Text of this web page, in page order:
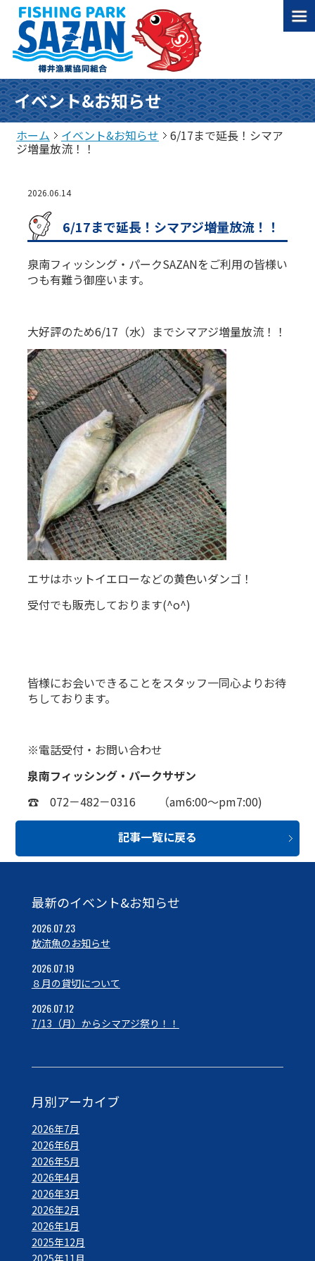
イベント&お知らせ
ホーム イベント&お知らせ 6/17まで延長！シマア
ジ増量放流！！
2026.06.14
6/17まで延長！シマアジ増量放流！！
泉南フィッシング・パークSAZANをご利用の皆様い
つも有難う御座います。
大好評のため6/17（水）までシマアジ増量放流！！
エサはホットイエローなどの黄色いダンゴ！
受付でも販売しております(^o^)
皆様にお会いできることをスタッフ一同心よりお待
ちしております。
※電話受付・お問い合わせ
泉南フィッシング・パークサザン
☎ 072－482－0316 （am6:00～pm7:00)
記事一覧に戻る
最新のイベント&お知らせ
2026.07.23
放流魚のお知らせ
2026.07.19
８月の貸切について
2026.07.12
7/13（月）からシマアジ祭り！！
月別アーカイブ
2026年7月
2026年6月
2026年5月
2026年4月
2026年3月
2026年2月
2026年1月
2025年12月